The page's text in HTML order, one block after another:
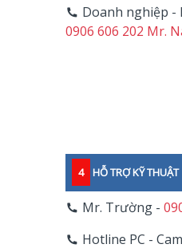
Doanh nghiệp -
0906 606 202 Mr.
4 HỖ TRỢ KỸ THUẬT
Mr. Trường -
Hotline PC -